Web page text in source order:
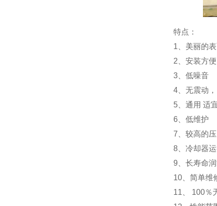
特点：
1、美丽的
2、安装方
3、低噪音
4、无震动
5、通用 适
6、低维护
7、较高的
8、冷却器
9、长寿命
10、简单维
11、 100％